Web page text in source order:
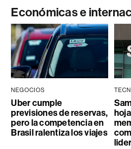
Económicas e
NEGOCIOS
Uber cumple
previsiones de reservas,
pero la competencia en
Brasil ralentiza los viajes